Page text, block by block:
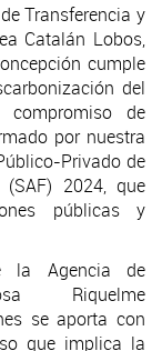
Transferencia y
Catalán Lobos,
cumple
del
de
por nuestra
Privado de
2024, que
públicas y
la Agencia de
Riquelme
se aporta con
que implica la